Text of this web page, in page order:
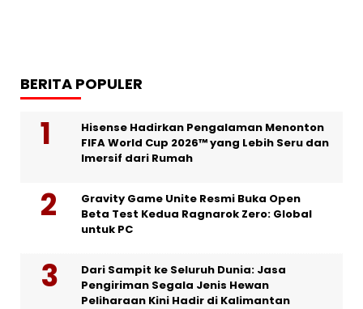
BERITA POPULER
Hisense Hadirkan Pengalaman Menonton
FIFA World Cup 2026™ yang Lebih Seru dan
Imersif dari Rumah
Gravity Game Unite Resmi Buka Open
Beta Test Kedua Ragnarok Zero: Global
untuk PC
Dari Sampit ke Seluruh Dunia: Jasa
Pengiriman Segala Jenis Hewan
Peliharaan Kini Hadir di Kalimantan